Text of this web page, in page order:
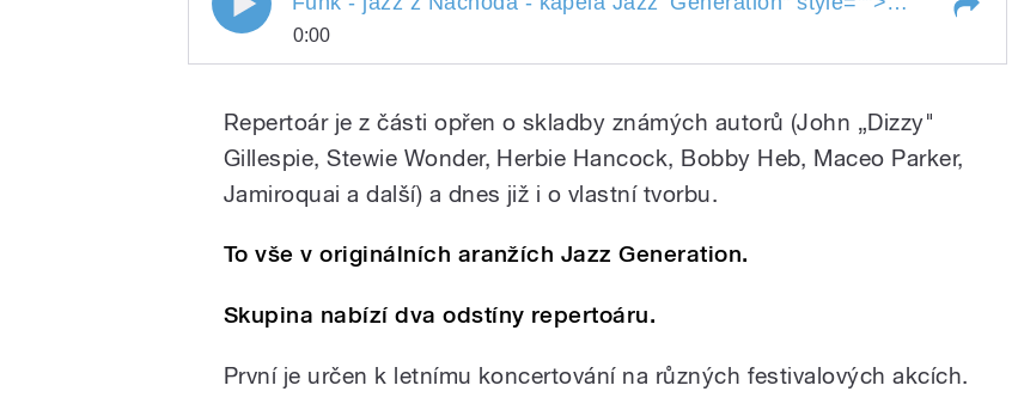
0:00
Repertoár je z části opřen o skladby známých autorů (John „Dizzy"
Gillespie, Stewie Wonder, Herbie Hancock, Bobby Heb, Maceo Parker,
Jamiroquai a další) a dnes již i o vlastní tvorbu.
To vše v originálních aranžích Jazz Generation.
Skupina nabízí dva odstíny repertoáru.
První je určen k letnímu koncertování na různých festivalových akcích.